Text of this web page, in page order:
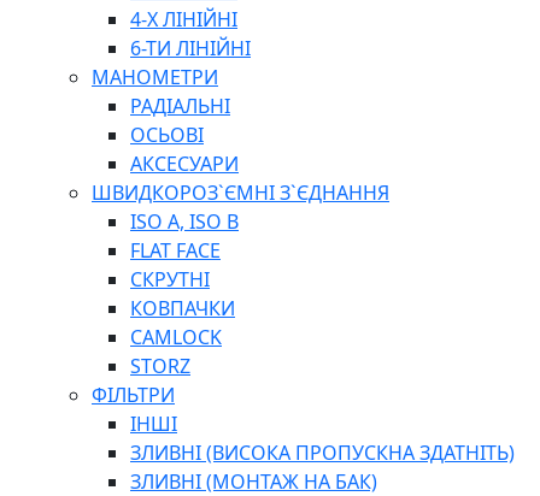
ПЛОСКОГУБЦІ
ВИКРУТКИ
КЛЮЧІ
ГОЛОВКИ, ТРІЩАТКИ, ВОРОТКИ, ПЕРЕХІДНИКИ
ЗУБИЛА, МОЛОТКИ, СОКИРИ, СТАМЕСКИ, ДОЛОТА
СТРУПЦИНИ, ЛЕЩАТА
ВИМІРЮВАЛЬНІ ІНСТРУМЕНТИ
БУДІВЕЛЬНИЙ ІНСТРУМЕНТ
ШЛАНГИ
ГОСПОДАРСЬКІ ТОВАРИ
ПНЕВМАТИЧНІ ІНСТРУМЕНТИ
З'ЄДНУВАЛЬНІ ІНСТРУМЕНТИ ТА МАТЕРІАЛИ
ЯЩИКИ, ШАФИ, ТА СУМКИ ДЛЯ ІНСТРУМЕНТІВ
ЗАСОБИ ЗАХИСТУ
СТЕПЛЕРИ, ЗАКЛЕПОЧНИКИ
ГІДРАВЛІЧНІ ІНСТРУМЕНТИ
ТЕХНІЧНА ХІМІЯ
4-Х ЛІНІЙНІ
6-ТИ ЛІНІЙНІ
МАНОМЕТРИ
РАДІАЛЬНІ
ОСЬОВІ
АКСЕСУАРИ
ШВИДКОРОЗ`ЄМНІ З`ЄДНАННЯ
ISO A, ISO B
FLAT FACE
СКРУТНІ
КОВПАЧКИ
CAMLOCK
STORZ
ФІЛЬТРИ
ІНШІ
ЗЛИВНІ (ВИСОКА ПРОПУСКНА ЗДАТНІТЬ)
ЗЛИВНІ (МОНТАЖ НА БАК)